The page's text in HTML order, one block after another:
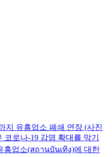
지 유흥업소 폐쇄 연장 (사진
코로나-19 감염 확대를 막기
흥업소(สถานบันเทิง)에 대한